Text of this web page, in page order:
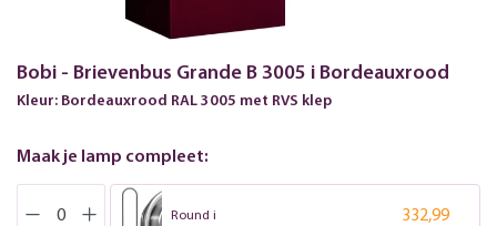
Bobi - Brievenbus Grande B 3005 i Bordeauxrood
Kleur: Bordeauxrood RAL 3005 met RVS klep
Maak je lamp compleet:
Round i 332,99